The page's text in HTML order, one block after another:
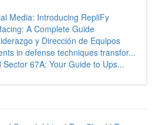
Media: Introducing RepliFy
A Complete Guide
y Dirección de Equipos
in defense techniques transfor...
67A: Your Guide to Ups...